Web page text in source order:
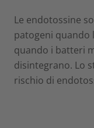
Le endotossine
patogeni
quando i batteri
disintegrano. Lo
rischio di